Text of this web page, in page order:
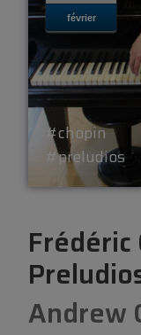
février
#chopin
#preludios
Frédéric
Andrew